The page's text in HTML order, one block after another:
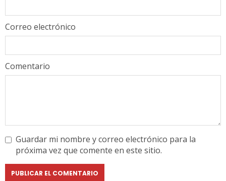
Comentario
Correo electrónico
Guardar mi nombre y correo electrónico para la
próxima vez que comente en este sitio.